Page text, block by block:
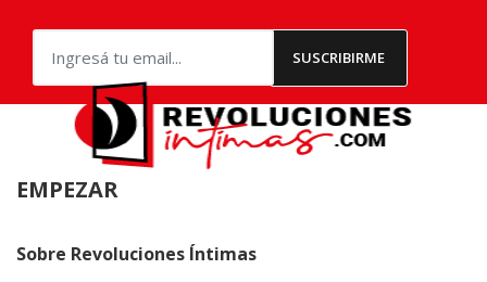
EMPEZAR
Sobre Revoluciones Íntimas